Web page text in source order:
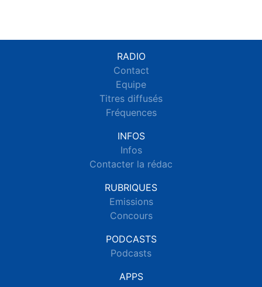
RADIO
Contact
Equipe
Titres diffusés
Fréquences
INFOS
Infos
Contacter la rédac
RUBRIQUES
Emissions
Concours
PODCASTS
Podcasts
APPS